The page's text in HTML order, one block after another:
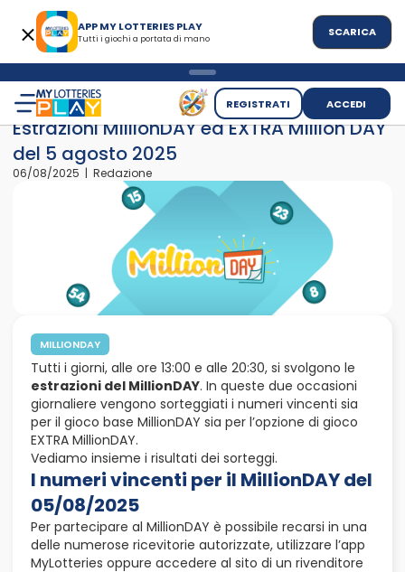
APP MY LOTTERIES PLAY
Tutti i giochi a portata di mano SCARICA
REGISTRATI ACCEDI
Home>News> Estrazioni MillionDAY ed EXTRA Million DAY
Estrazioni MillionDAY ed EXTRA Million DAY
del 5 agosto 2025
06/08/2025 | Redazione
MILLIONDAY
Tutti i giorni, alle ore 13:00 e alle 20:30, si svolgono le
estrazioni del MillionDAY. In queste due occasioni
giornaliere vengono sorteggiati i numeri vincenti sia
per il gioco base MillionDAY sia per l’opzione di gioco
EXTRA MillionDAY.
Vediamo insieme i risultati dei sorteggi.
I numeri vincenti per il MillionDAY del
05/08/2025
Per partecipare al MillionDAY è possibile recarsi in una
delle numerose ricevitorie autorizzate, utilizzare l’app
MyLotteries oppure accedere al sito di un rivenditore